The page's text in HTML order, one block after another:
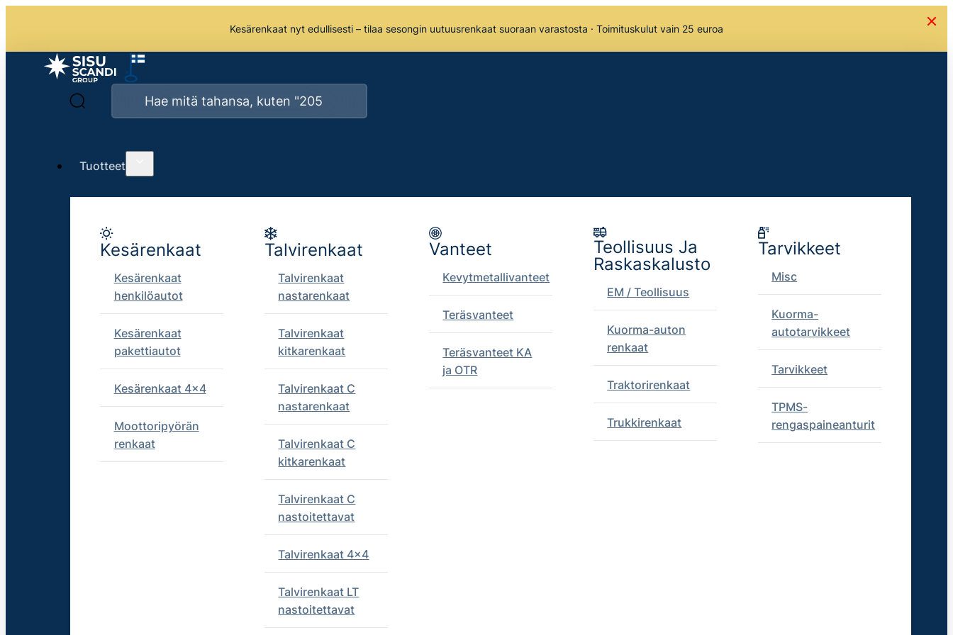
Kesärenkaat nyt edullisesti – tilaa sesongin uutuusrenkaat suoraan varastosta · Toimituskulut vain 25 euroa
Tuotteet
Kesärenkaat
Kesärenkaat
henkilöautot
Kesärenkaat
pakettiautot
Kesärenkaat 4x4
Moottoripyörän
renkaat
Talvirenkaat
Talvirenkaat
nastarenkaat
Talvirenkaat
kitkarenkaat
Talvirenkaat C
nastarenkaat
Talvirenkaat C
kitkarenkaat
Talvirenkaat C
nastoitettavat
Talvirenkaat 4x4
Talvirenkaat LT
nastoitettavat
Vanteet
Kevytmetallivanteet
Teräsvanteet
Teräsvanteet KA
ja OTR
Teollisuus Ja
Raskaskalusto
EM / Teollisuus
Kuorma-auton
renkaat
Traktorirenkaat
Trukkirenkaat
Tarvikkeet
Misc
Kuorma-
autotarvikkeet
Tarvikkeet
TPMS-
rengaspaineanturit